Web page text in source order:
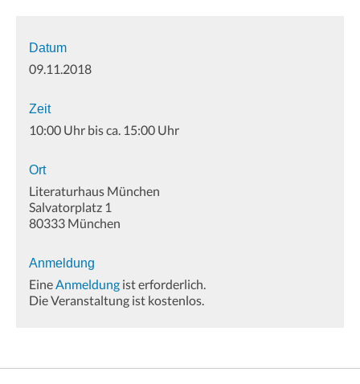
Datum
09.11.2018
Zeit
10:00 Uhr bis ca. 15:00 Uhr
Ort
Literaturhaus München
Salvatorplatz 1
80333 München
Anmeldung
EineAnmeldung ist erforderlich.
Die Veranstaltung ist kostenlos.